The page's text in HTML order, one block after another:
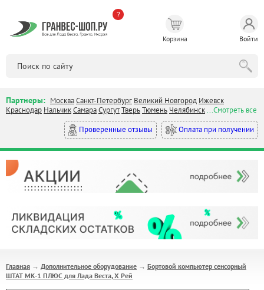
?
Корзина Войти
Партнеры: МоскваСанкт-Петербург Великий Новгород Ижевск
Краснодар НальчикСамараСургутТверьТюмень Челябинск...Смотреть все
Проверенные отзывы
Оплата при получении
Главная → Дополнительное оборудование → Бортовой компьютер сенсорный
ШТАТ МК-1 ПЛЮС для Лада Веста, Х Рей